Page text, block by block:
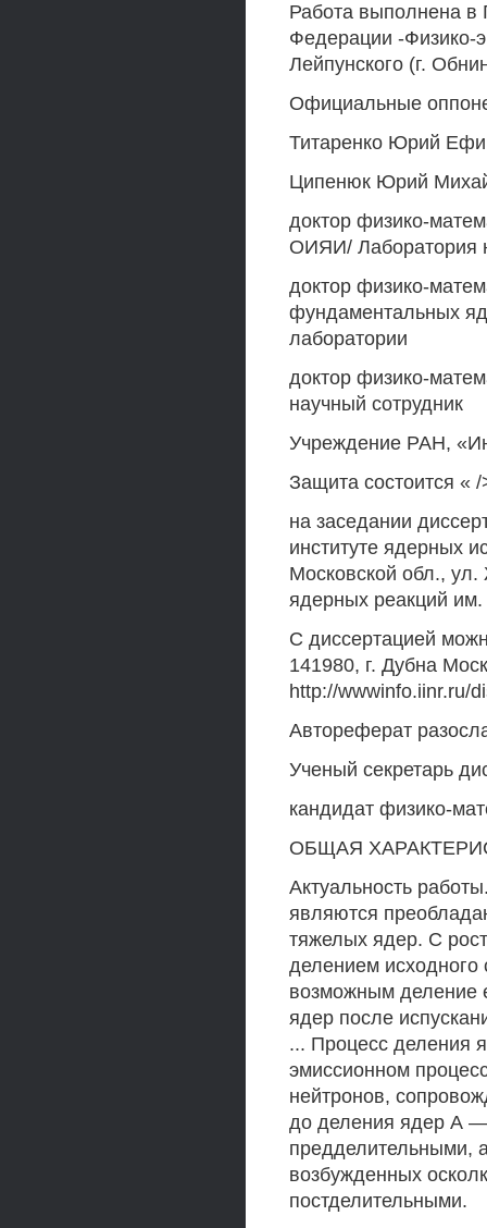
Работа выполнена в
Федерации -Физико-
Лейпунского (г.
Официальные
Титаренко Юрий
Ципенюк Юрий
доктор физико-
ОИЯИ/ Лаборатория
доктор физико-
фундаментальных
лаборатории
доктор физико-
научный сотрудник
Учреждение РАН,
Защита состоится « /
на заседании
институте ядерных
Московской обл.,
ядерных реакций
С диссертацией
141980, г. Дубна
http://wwwinfo.iinr.ru/
Автореферат
Ученый секретарь
кандидат физико-
ОБЩАЯ
Актуальность
являются
тяжелых ядер. С
делением исходного
возможным деление
ядер после
... Процесс деления
эмиссионном
нейтронов,
до деления ядер А
предделительными,
возбужденных
постделительными.